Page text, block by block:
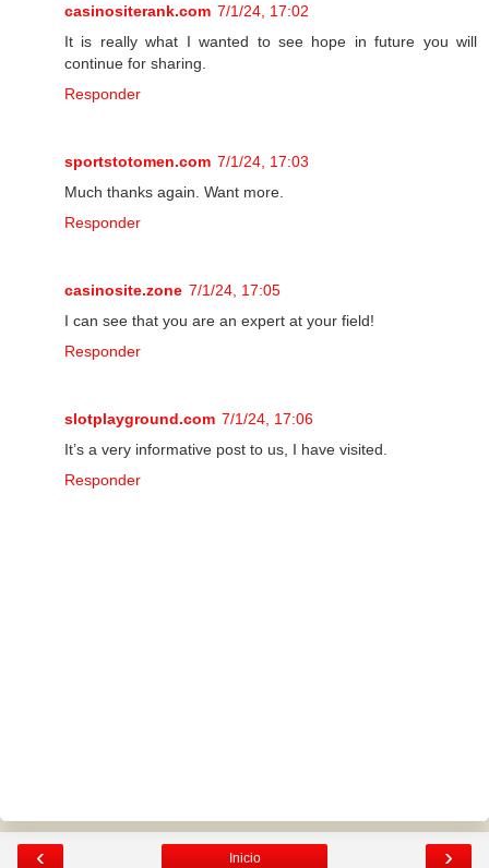
casinositerank.com 7/1/24, 17:02
It is really what I wanted to see hope in future you will
continue for sharing.
Responder
sportstotomen.com 7/1/24, 17:03
Much thanks again. Want more.
Responder
casinosite.zone 7/1/24, 17:05
I can see that you are an expert at your field!
Responder
slotplayground.com 7/1/24, 17:06
It’s a very informative post to us, I have visited.
Responder
‹ ›
Inicio